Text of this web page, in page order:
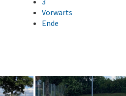
Vorwärts
Ende